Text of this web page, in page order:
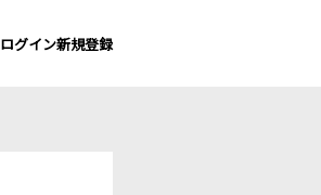
ログイン新規登録